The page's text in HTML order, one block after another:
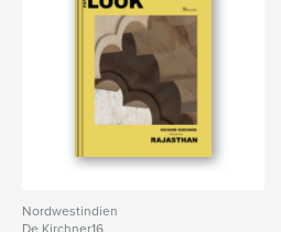
Nordwestindien
De Kirchner16